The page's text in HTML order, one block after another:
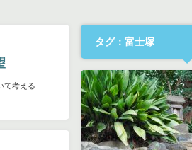
て考える…
タグ：富士塚